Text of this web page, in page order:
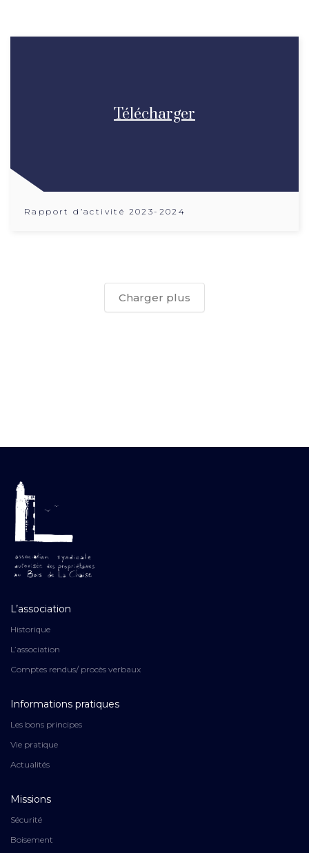
Télécharger
Rapport d’activité 2023-2024
Charger plus
L’association
Historique
L’association
Comptes rendus/ procès verbaux
Informations pratiques
Les bons principes
Vie pratique
Actualités
Missions
Sécurité
Boisement